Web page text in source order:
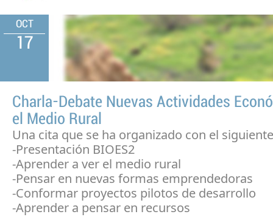
OCT
17
Charla-Debate Nuevas Actividades
el Medio Rural
Una cita que se ha organizado con el
-Presentación BIOES2
-Aprender a ver el medio rural
-Pensar en nuevas formas emprendedoras
-Conformar proyectos pilotos de desarrollo
-Aprender a pensar en recursos